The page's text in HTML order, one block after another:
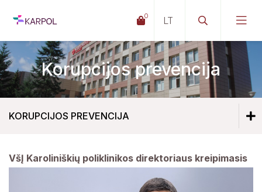
0
Korupcijos prevencija
KORUPCIJOS PREVENCIJA
Korupcijos prevencija
VšĮ Karoliniškių poliklinikos direktoriaus kreipimasis